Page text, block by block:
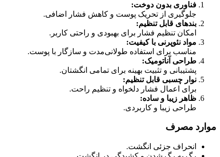
فناوری بدون دوخت:
جلوگیری از تحریک پوست و کاهش فشار اضافی.
بندهای قابل تنظیم:
امکان تنظیم فشار برای بهبودی و راحتی کاربر.
مواد نئوپرنی با کیفیت:
مناسب برای استفاده طولانی‌مدت و سازگار با پوست.
طراحی آناتومیک:
پشتیبانی و تثبیت بهینه برای تمامی انگشتان.
نوار چسبی قابل تنظیم:
برای اعمال فشار دلخواه و تنظیم راحت.
ظاهر زیبا و ساده:
طراحی زیبا و کاربردی.
موارد مصرف
انحراف جزئی انگشت.